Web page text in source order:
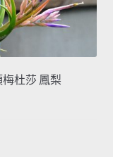
梅杜莎 鳳梨